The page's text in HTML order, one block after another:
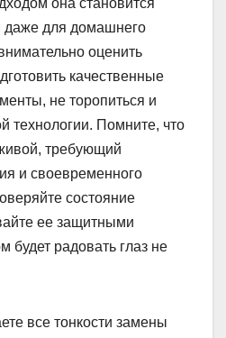
она становится
для домашнего
оценить
качественные
не торопиться и
технологии. Помните, что
требующий
и своевременного
состояние
ее защитными
будет радовать глаз не
все тонкости замены